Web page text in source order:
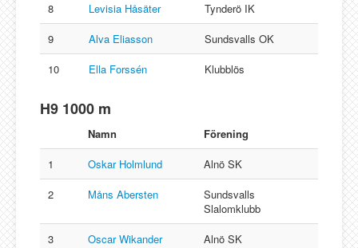
8
Levisia Håsäter
Tynderö IK
9
Alva Eliasson
Sundsvalls OK
10
Ella Forssén Klubblös
H9 1000 m
Namn
Förening
1
Oskar Holmlund
Alnö SK
2
Måns Abersten
Sundsvalls
Slalomklubb
3
Oscar Wikander
Alnö SK